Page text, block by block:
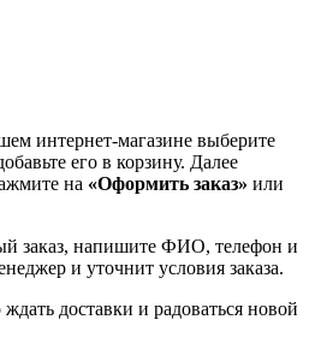
интернет-магазине выберите
его в корзину. Далее
на «Оформить заказ» или
заказ, напишите ФИО, телефон и
и уточнит условия заказа.
доставки и радоваться новой